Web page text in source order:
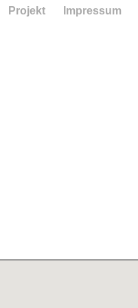
Projekt Impressum